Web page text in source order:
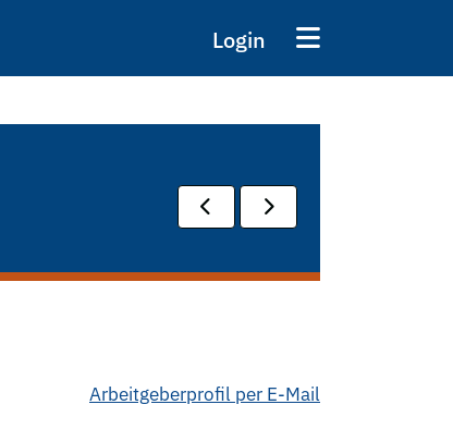
Login
Arbeitgeberprofil per E-Mail